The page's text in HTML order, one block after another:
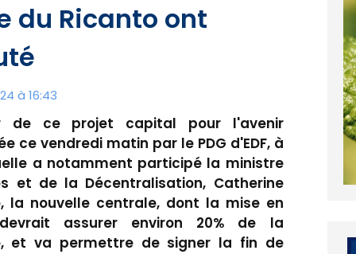
du Ricanto ont
à 16:43
de ce projet capital pour l'avenir
ce vendredi matin par le PDG d'EDF, à
a notamment participé la ministre
et de la Décentralisation, Catherine
la nouvelle centrale, dont la mise en
assurer environ 20% de la
et va permettre de signer la fin de